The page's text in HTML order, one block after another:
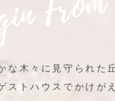
な木々に見守られた
ストハウスでかけが